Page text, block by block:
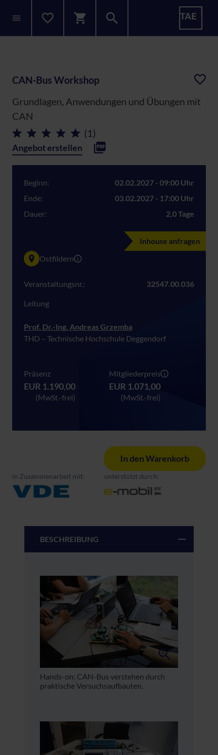
CAN-Bus Workshop
Grundlagen, Anwendungen und Übungen mit
CAN
(1)
Angebot erstellen
Beginn:
02.02.2027 - 09:00 Uhr
Ende:
03.02.2027 - 17:00 Uhr
Dauer:
2,0 Tage
Inhouse anfragen
Ostfildern
Veranstaltungsnr.: 32547.00.036
Leitung
Prof. Dr.-Ing. Andreas Grzemba
THD – Technische Hochschule Deggendorf
Präsenz
EUR 1.190,00
(MwSt.-frei)
Mitgliederpreis
EUR 1.071,00
(MwSt.-frei)
In den Warenkorb
in Zusammenarbeit mit: unterstützt durch:
BESCHREIBUNG
Hands-on: CAN-Bus verstehen durch
praktische Versuchsaufbauten.